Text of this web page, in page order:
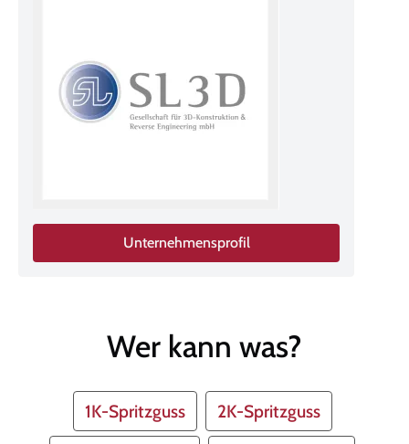
Unternehmensprofil
Wer kann was?
1K-Spritzguss 2K-Spritzguss